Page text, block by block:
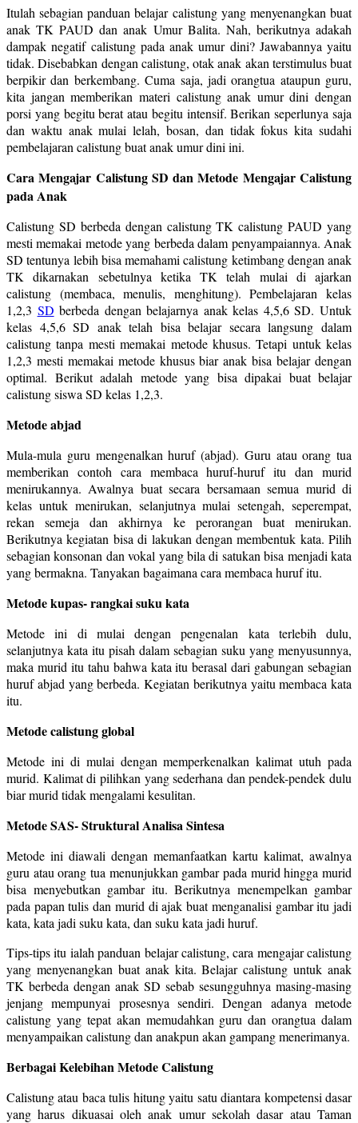
Itulah sebagian panduan belajar calistung yang menyenangkan buat
anak TK PAUD dan anak Umur Balita. Nah, berikutnya adakah
dampak negatif calistung pada anak umur dini? Jawabannya yaitu
tidak. Disebabkan dengan calistung, otak anak akan terstimulus buat
berpikir dan berkembang. Cuma saja, jadi orangtua ataupun guru,
kita jangan memberikan materi calistung anak umur dini dengan
porsi yang begitu berat atau begitu intensif. Berikan seperlunya saja
dan waktu anak mulai lelah, bosan, dan tidak fokus kita sudahi
pembelajaran calistung buat anak umur dini ini.
Cara Mengajar Calistung SD dan Metode Mengajar Calistung
pada Anak
Calistung SD berbeda dengan calistung TK calistung PAUD yang
mesti memakai metode yang berbeda dalam penyampaiannya. Anak
SD tentunya lebih bisa memahami calistung ketimbang dengan anak
TK dikarnakan sebetulnya ketika TK telah mulai di ajarkan
calistung (membaca, menulis, menghitung). Pembelajaran kelas
1,2,3 SD berbeda dengan belajarnya anak kelas 4,5,6 SD. Untuk
kelas 4,5,6 SD anak telah bisa belajar secara langsung dalam
calistung tanpa mesti memakai metode khusus. Tetapi untuk kelas
1,2,3 mesti memakai metode khusus biar anak bisa belajar dengan
optimal. Berikut adalah metode yang bisa dipakai buat belajar
calistung siswa SD kelas 1,2,3.
Metode abjad
Mula-mula guru mengenalkan huruf (abjad). Guru atau orang tua
memberikan contoh cara membaca huruf-huruf itu dan murid
menirukannya. Awalnya buat secara bersamaan semua murid di
kelas untuk menirukan, selanjutnya mulai setengah, seperempat,
rekan semeja dan akhirnya ke perorangan buat menirukan.
Berikutnya kegiatan bisa di lakukan dengan membentuk kata. Pilih
sebagian konsonan dan vokal yang bila di satukan bisa menjadi kata
yang bermakna. Tanyakan bagaimana cara membaca huruf itu.
Metode kupas- rangkai suku kata
Metode ini di mulai dengan pengenalan kata terlebih dulu,
selanjutnya kata itu pisah dalam sebagian suku yang menyusunnya,
maka murid itu tahu bahwa kata itu berasal dari gabungan sebagian
huruf abjad yang berbeda. Kegiatan berikutnya yaitu membaca kata
itu.
Metode calistung global
Metode ini di mulai dengan memperkenalkan kalimat utuh pada
murid. Kalimat di pilihkan yang sederhana dan pendek-pendek dulu
biar murid tidak mengalami kesulitan.
Metode SAS- Struktural Analisa Sintesa
Metode ini diawali dengan memanfaatkan kartu kalimat, awalnya
guru atau orang tua menunjukkan gambar pada murid hingga murid
bisa menyebutkan gambar itu. Berikutnya menempelkan gambar
pada papan tulis dan murid di ajak buat menganalisi gambar itu jadi
kata, kata jadi suku kata, dan suku kata jadi huruf.
Tips-tips itu ialah panduan belajar calistung, cara mengajar calistung
yang menyenangkan buat anak kita. Belajar calistung untuk anak
TK berbeda dengan anak SD sebab sesungguhnya masing-masing
jenjang mempunyai prosesnya sendiri. Dengan adanya metode
calistung yang tepat akan memudahkan guru dan orangtua dalam
menyampaikan calistung dan anakpun akan gampang menerimanya.
Berbagai Kelebihan Metode Calistung
Calistung atau baca tulis hitung yaitu satu diantara kompetensi dasar
yang harus dikuasai oleh anak umur sekolah dasar atau Taman